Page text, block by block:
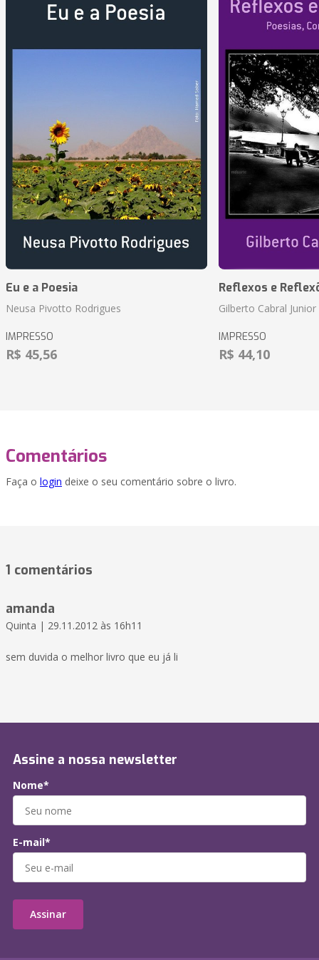
Eu e a Poesia
Neusa Pivotto Rodrigues
IMPRESSO
R$ 45,56
Reflexos e
Gilberto Cabral Junior
IMPRESSO
R$ 44,10
Comentários
Faça o login deixe o seu comentário sobre o livro.
1 comentários
amanda
Quinta | 29.11.2012 às 16h11
sem duvida o melhor livro que eu já li
Assine a nossa newsletter
Nome*
E-mail*
Assinar